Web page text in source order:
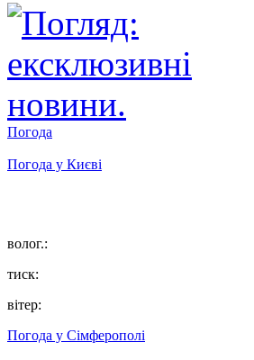
Погода
Погода у Києві
волог.:
тиск:
вітер:
Погода у Сімферополі